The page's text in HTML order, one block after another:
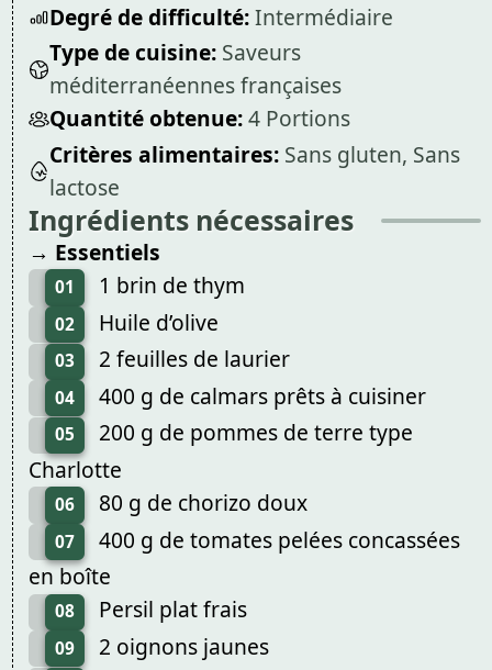
Degré de difficulté:Intermédiaire
Type de cuisine: Saveurs
méditerranéennes françaises
Quantité obtenue:4 Portions
Critères alimentaires: Sans gluten, Sans
lactose
Ingrédients nécessaires
→ Essentiels
01 1 brin de thym
02 Huile d’olive
03 2 feuilles de laurier
04 400 g de calmars prêts à cuisiner
05
200 g de pommes de terre type
Charlotte
06 80 g de chorizo doux
07
400 g de tomates pelées concassées
en boîte
08 Persil plat frais
09 2 oignons jaunes